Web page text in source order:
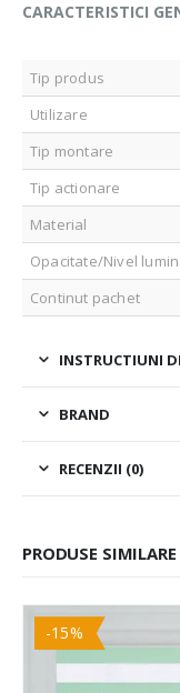
CARACTERISTICI
Tip produs
Utilizare
Tip montare
Tip actionare
Material
Opacitate/Nivel
Continut pachet
INSTRUCTIUNI
BRAND
RECENZII (0)
PRODUSE SIMILARE
-15%